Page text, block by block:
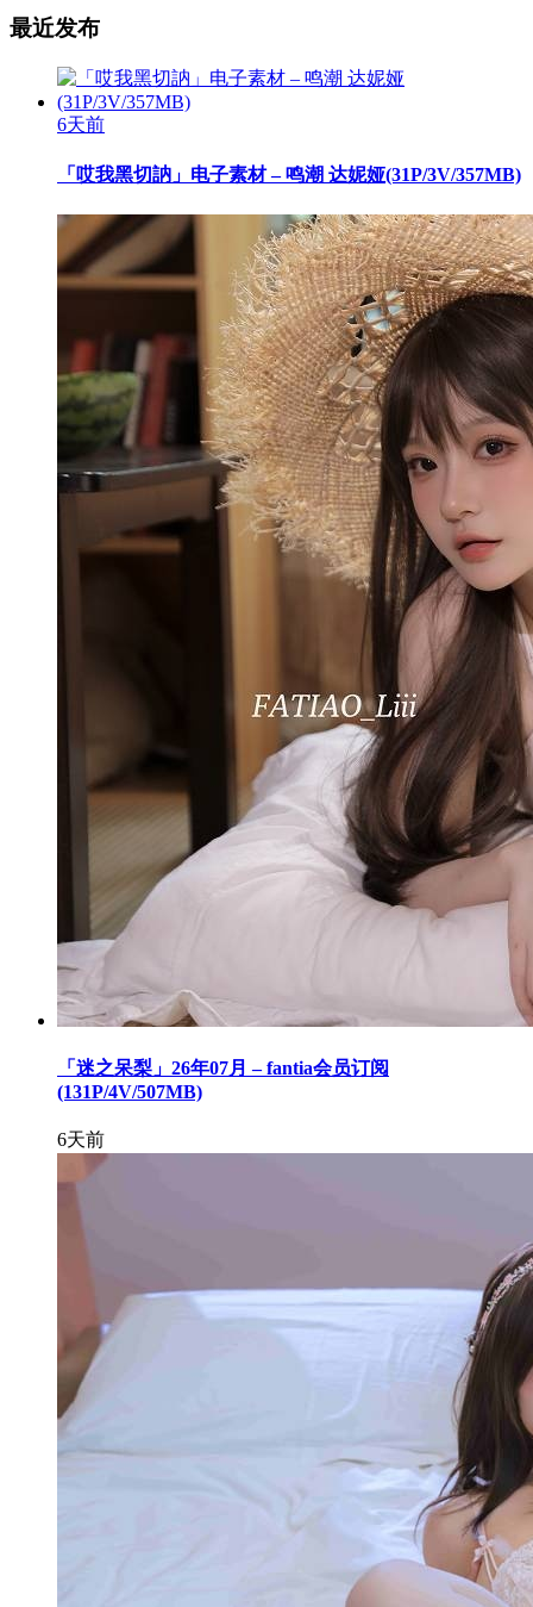
最近发布
6天前
「哎我黑切訥」电子素材 – 鸣潮 达妮娅(31P/3V/357MB)
「迷之呆梨」26年07月 – fantia会员订阅
(131P/4V/507MB)
6天前